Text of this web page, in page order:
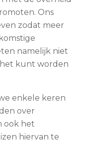
Ons
zodat meer
namelijk niet
het kunt worden
enkele keren
over
ook het
hiervan te